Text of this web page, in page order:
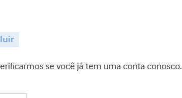
se você já tem uma conta conosco.